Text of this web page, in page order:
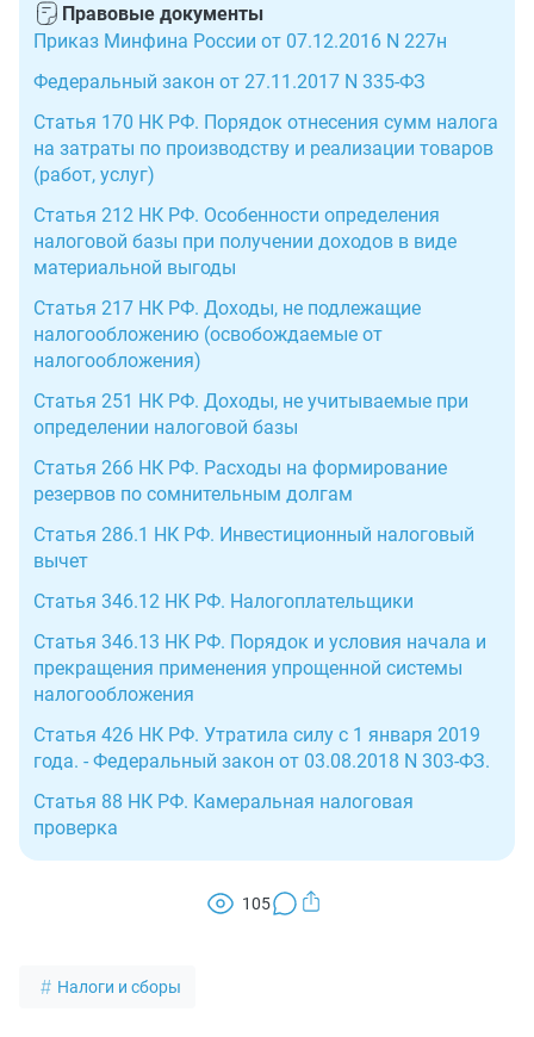
Правовые документы
Приказ Минфина России от 07.12.2016 N 227н
Федеральный закон от 27.11.2017 N 335-ФЗ
Статья 170 НК РФ. Порядок отнесения сумм налога
на затраты по производству и реализации товаров
(работ, услуг)
Статья 212 НК РФ. Особенности определения
налоговой базы при получении доходов в виде
материальной выгоды
Статья 217 НК РФ. Доходы, не подлежащие
налогообложению (освобождаемые от
налогообложения)
Статья 251 НК РФ. Доходы, не учитываемые при
определении налоговой базы
Статья 266 НК РФ. Расходы на формирование
резервов по сомнительным долгам
Статья 286.1 НК РФ. Инвестиционный налоговый
вычет
Статья 346.12 НК РФ. Налогоплательщики
Статья 346.13 НК РФ. Порядок и условия начала и
прекращения применения упрощенной системы
налогообложения
Статья 426 НК РФ. Утратила силу с 1 января 2019
года. - Федеральный закон от 03.08.2018 N 303-ФЗ.
Статья 88 НК РФ. Камеральная налоговая
проверка
105
Налоги и сборы